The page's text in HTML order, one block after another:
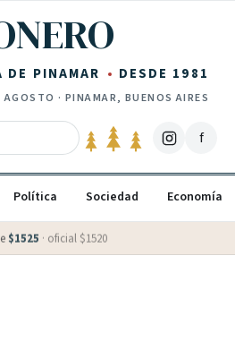
PINAMAR DESDE 1981
AGOSTO · PINAMAR, BUENOS AIRES
f
Política Sociedad Economía
$1525 · oficial $1520